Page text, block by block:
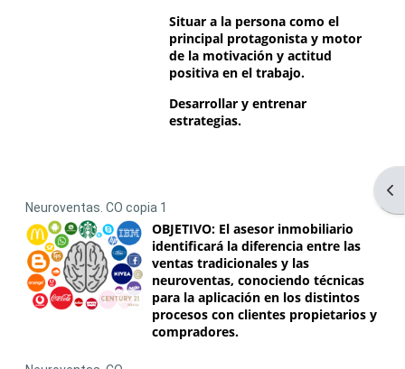
Situar a la persona como el
principal protagonista y motor
de la motivación y actitud
positiva en el trabajo.
Desarrollar y entrenar
estrategias.
Neuroventas. CO copia 1
OBJETIVO: El asesor inmobiliario
identificará la diferencia entre las
ventas tradicionales y las
neuroventas, conociendo técnicas
para la aplicación en los distintos
procesos con clientes propietarios y
compradores.